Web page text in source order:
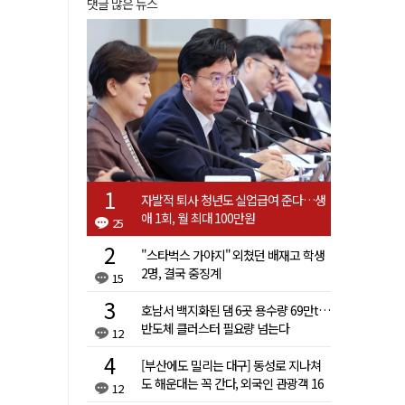
댓글 많은 뉴스
25
자발적 퇴사 청년도 실업급여 준다…생
애 1회, 월 최대 100만원
15
"스타벅스 가야지" 외쳤던 배재고 학생
2명, 결국 중징계
12
호남서 백지화된 댐 6곳 용수량 69만t…
반도체 클러스터 필요량 넘는다
12
[부산에도 밀리는 대구] 동성로 지나쳐
도 해운대는 꼭 간다, 외국인 관광객 16